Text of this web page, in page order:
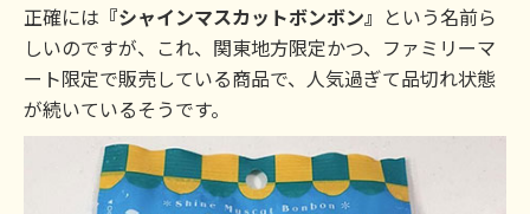
正確には 『シャインマスカットボンボン』 という名前ら
しいのですが、これ、関東地方限定かつ、ファミリーマ
ート限定で販売している商品で、人気過ぎて品切れ状態
が続いているそうです。